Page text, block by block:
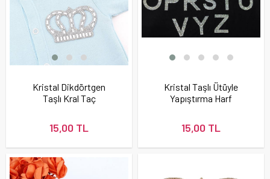
Kristal Dikdörtgen
Taşlı Kral Taç
15,00 TL
Kristal Taşlı Ütüyle
Yapıştırma Harf
15,00 TL